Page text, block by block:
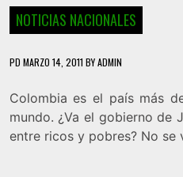
NOTICIAS NACIONALES
PD MARZO 14, 2011 BYADMIN
Colombia es el país más
mundo. ¿Va el gobierno de
entre ricos y pobres? No se